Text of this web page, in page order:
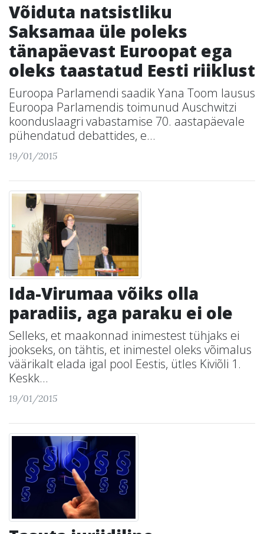
Võiduta natsistliku
Saksamaa üle poleks
tänapäevast Euroopat ega
oleks taastatud Eesti riiklust
Euroopa Parlamendi saadik Yana Toom lausus
Euroopa Parlamendis toimunud Auschwitzi
koonduslaagri vabastamise 70. aastapäevale
pühendatud debattides, e...
19/01/2015
Ida-Virumaa võiks olla
paradiis, aga paraku ei ole
Selleks, et maakonnad inimestest tühjaks ei
jookseks, on tähtis, et inimestel oleks võimalus
väärikalt elada igal pool Eestis, ütles Kiviõli 1.
Keskk...
19/01/2015